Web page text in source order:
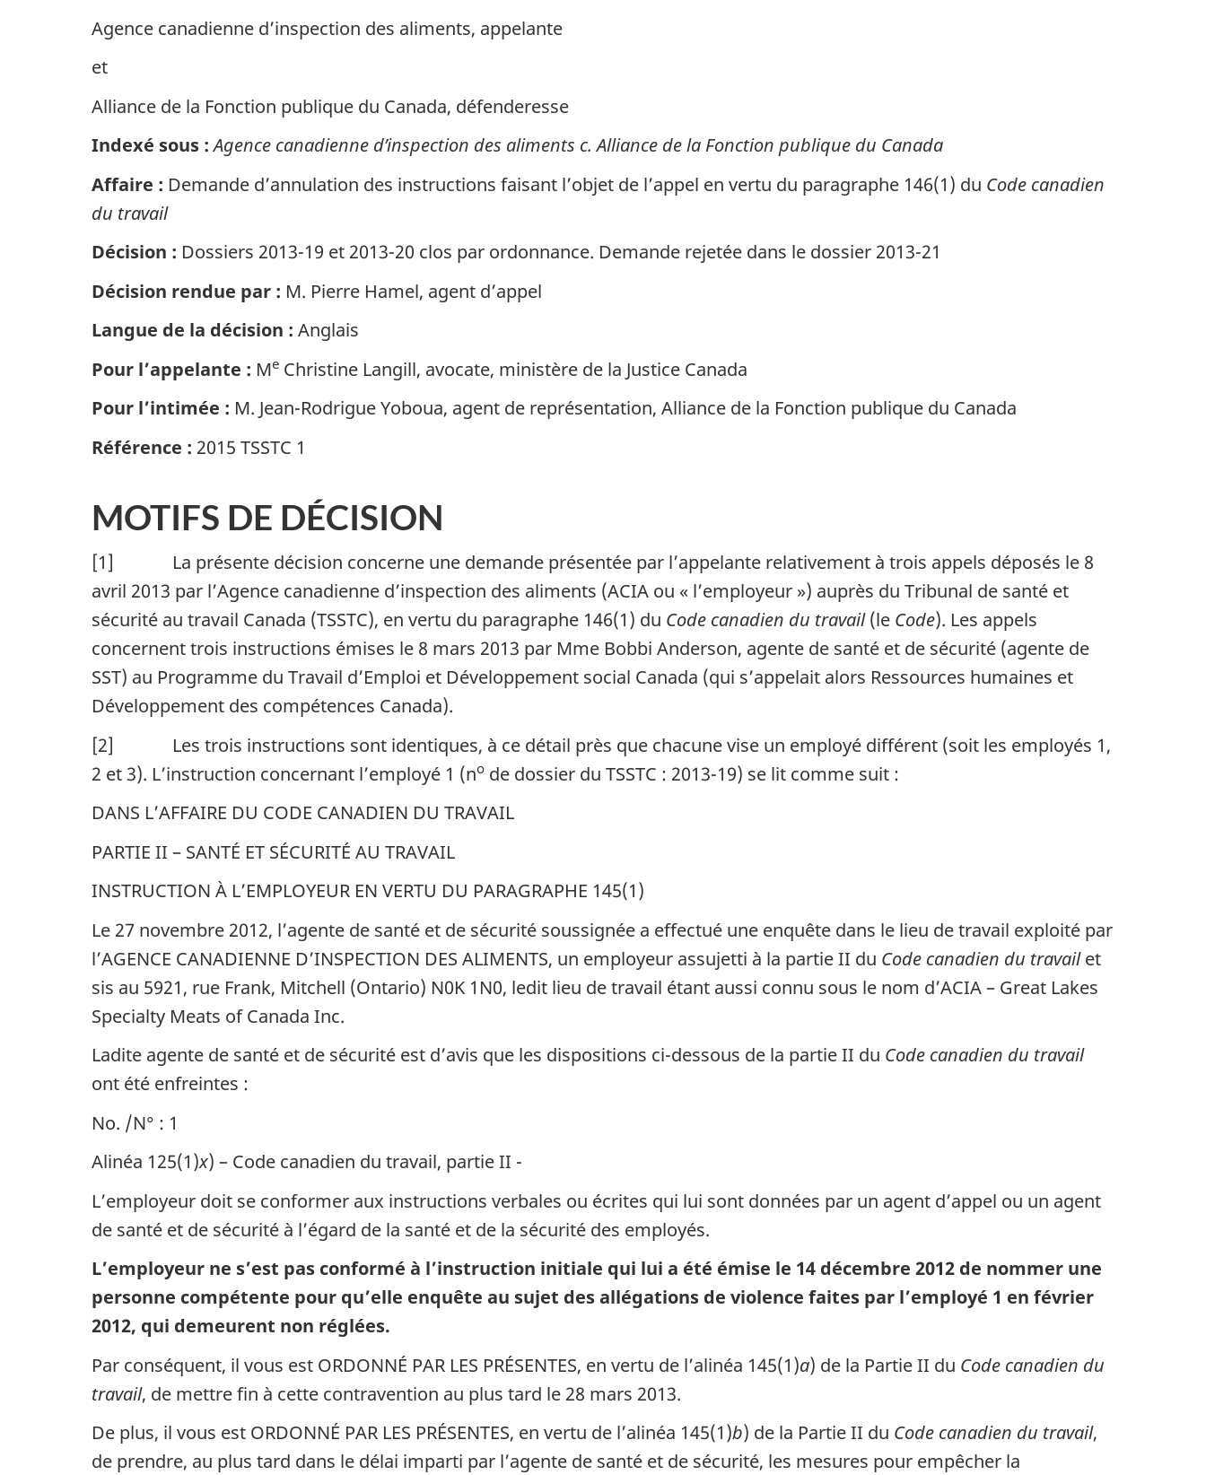
Agence canadienne d’inspection des aliments, appelante
et
Alliance de la Fonction publique du Canada, défenderesse
Indexé sous : Agence canadienne d’inspection des aliments c. Alliance de la Fonction publique du Canada
Affaire : Demande d’annulation des instructions faisant l’objet de l’appel en vertu du paragraphe 146(1) du Code canadien
du travail
Décision : Dossiers 2013-19 et 2013-20 clos par ordonnance. Demande rejetée dans le dossier 2013-21
Décision rendue par : M. Pierre Hamel, agent d’appel
Langue de la décision : Anglais
Pour l’appelante : Me Christine Langill, avocate, ministère de la Justice Canada
Pour l’intimée : M. Jean-Rodrigue Yoboua, agent de représentation, Alliance de la Fonction publique du Canada
Référence : 2015 TSSTC 1
MOTIFS DE DÉCISION
[1] La présente décision concerne une demande présentée par l’appelante relativement à trois appels déposés le 8
avril 2013 par l’Agence canadienne d’inspection des aliments (ACIA ou « l’employeur ») auprès du Tribunal de santé et
sécurité au travail Canada (TSSTC), en vertu du paragraphe 146(1) du Code canadien du travail(le Code). Les appels
concernent trois instructions émises le 8 mars 2013 par Mme Bobbi Anderson, agente de santé et de sécurité (agente de
SST) au Programme du Travail d’Emploi et Développement social Canada (qui s’appelait alors Ressources humaines et
Développement des compétences Canada).
[2] Les trois instructions sont identiques, à ce détail près que chacune vise un employé différent (soit les employés 1,
2 et 3). L’instruction concernant l’employé 1 (no de dossier du TSSTC : 2013-19) se lit comme suit :
DANS L’AFFAIRE DU CODE CANADIEN DU TRAVAIL
PARTIE II – SANTÉ ET SÉCURITÉ AU TRAVAIL
INSTRUCTION À L’EMPLOYEUR EN VERTU DU PARAGRAPHE 145(1)
Le 27 novembre 2012, l’agente de santé et de sécurité soussignée a effectué une enquête dans le lieu de travail exploité par
l’AGENCE CANADIENNE D’INSPECTION DES ALIMENTS, un employeur assujetti à la partie II du Code canadien du travailet
sis au 5921, rue Frank, Mitchell (Ontario) N0K 1N0, ledit lieu de travail étant aussi connu sous le nom d’ACIA – Great Lakes
Specialty Meats of Canada Inc.
Ladite agente de santé et de sécurité est d’avis que les dispositions ci-dessous de la partie II du Code canadien du travail
ont été enfreintes :
No. /N° : 1
Alinéa 125(1)x) – Code canadien du travail, partie II -
L’employeur doit se conformer aux instructions verbales ou écrites qui lui sont données par un agent d’appel ou un agent
de santé et de sécurité à l’égard de la santé et de la sécurité des employés.
L’employeur ne s’est pas conformé à l’instruction initiale qui lui a été émise le 14 décembre 2012 de nommer une
personne compétente pour qu’elle enquête au sujet des allégations de violence faites par l’employé 1 en février
2012, qui demeurent non réglées.
Par conséquent, il vous est ORDONNÉ PAR LES PRÉSENTES, en vertu de l’alinéa 145(1)a) de la Partie II du Code canadien du
travail, de mettre fin à cette contravention au plus tard le 28 mars 2013.
De plus, il vous est ORDONNÉ PAR LES PRÉSENTES, en vertu de l’alinéa 145(1)b) de la Partie II du Code canadien du travail,
de prendre, au plus tard dans le délai imparti par l’agente de santé et de sécurité, les mesures pour empêcher la